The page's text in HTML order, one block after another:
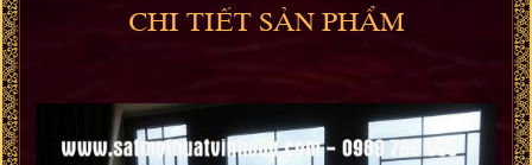
CHI TIẾT SẢN PHẨM